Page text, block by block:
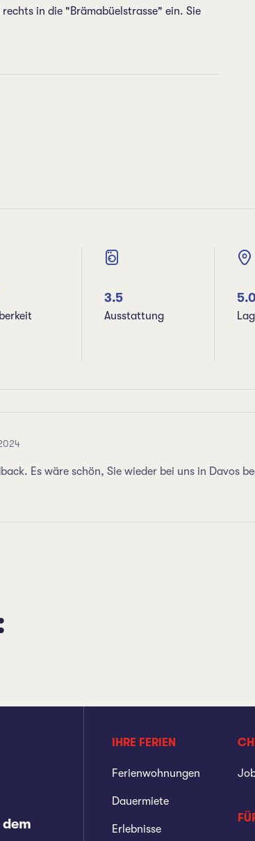
in die "Brämabüelstrasse" ein. Sie
3.5
Ausstattung
5.0
Es wäre schön, Sie wieder bei uns in Davos
IHRE FERIEN
Ferienwohnungen
Dauermiete
Erlebnisse